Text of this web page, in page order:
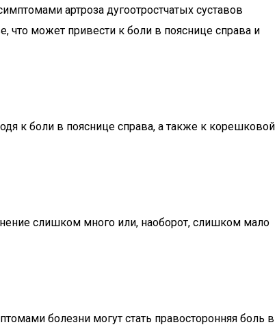
артроза дугоотростчатых суставов
что может привести к боли в пояснице справа и
к боли в пояснице справа, а также к корешковой
слишком много или, наоборот, слишком мало
болезни могут стать правосторонняя боль в